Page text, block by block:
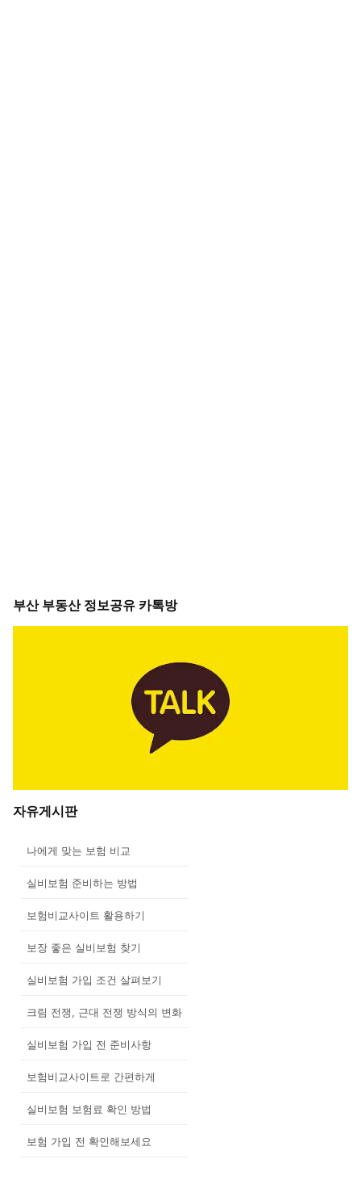
부산 부동산 정보공유 카톡방
자유게시판
나에게 맞는 보험 비교
실비보험 준비하는 방법
보험비교사이트 활용하기
보장 좋은 실비보험 찾기
실비보험 가입 조건 살펴보기
크림 전쟁, 근대 전쟁 방식의 변화
실비보험 가입 전 준비사항
보험비교사이트로 간편하게
실비보험 보험료 확인 방법
보험 가입 전 확인해보세요